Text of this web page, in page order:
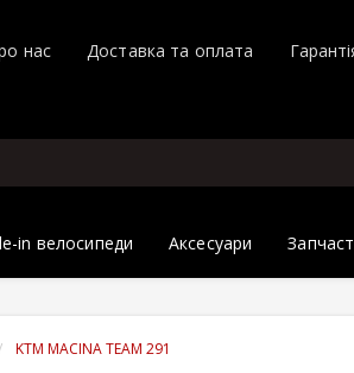
нас Доставка та оплата
in велосипеди Аксесуари
KTM MACINA TEAM 291